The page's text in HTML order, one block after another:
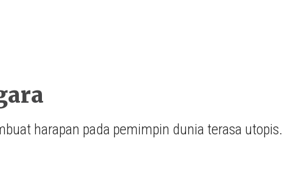
harapan pada pemimpin dunia terasa utopis.